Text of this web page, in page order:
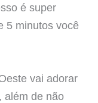
é super
5 minutos você
vai adorar
além de não